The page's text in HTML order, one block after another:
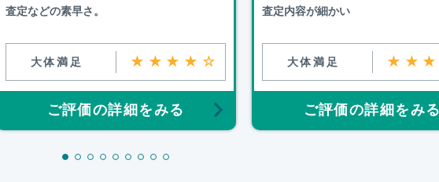
査定などの素早さ。
大体満足 ★★★★☆
ご評価の詳細をみる
査定内容が細かい
大体満足
ご評価の詳細をみる